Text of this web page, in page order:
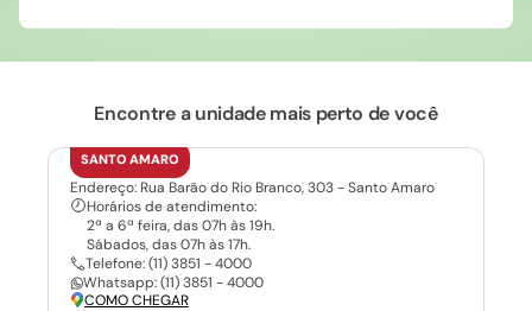
Encontre a unidade mais perto de você
SANTO AMARO
Endereço: Rua Barão do Rio Branco, 303 - Santo Amaro
Horários de atendimento:
2ª a 6ª feira, das 07h às 19h.
Sábados, das 07h às 17h.
Telefone: (11) 3851 - 4000
Whatsapp: (11) 3851 - 4000
COMO CHEGAR